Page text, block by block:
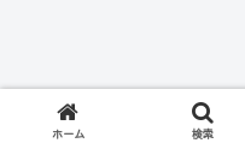
ホーム 検索